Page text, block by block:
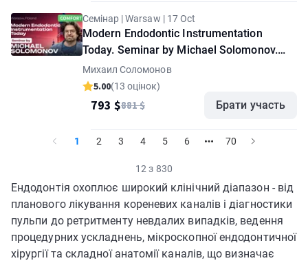
Семінар | Warsaw | 17 Oct
Modern Endodontic Instrumentation
Today. Seminar by Michael Solomonov.
"Comfort" option
Михаил Соломонов
5.00(13 оцінок)
793 $881 $ Брати участь
1 2 3 4 5 6 70
12 з 830
Ендодонтія охоплює широкий клінічний діапазон - від
планового лікування кореневих каналів і діагностики
пульпи до ретритменту невдалих випадків, ведення
процедурних ускладнень, мікроскопної ендодонтичної
хірургії та складної анатомії каналів, що визначає